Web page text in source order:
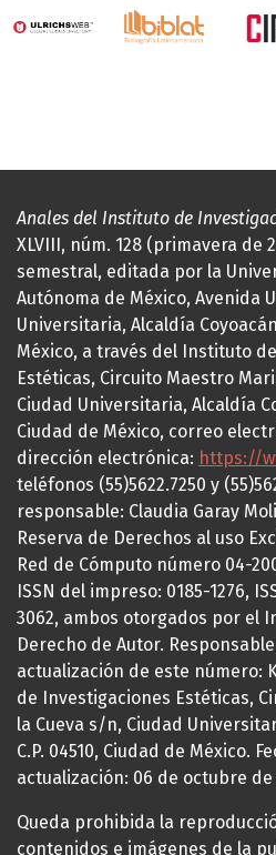
Anales del Instituto de
XLVIII, núm. 128 (primavera de
semestral, editada por la
Autónoma de México, Avenida
Universitaria, Alcaldía
México, a través del Instituto
Estéticas, Circuito Maestro
Ciudad Universitaria, Alcaldía
Ciudad de México, correo
dirección electrónica: https://
teléfonos (55)5622.7250 y
responsable: Claudia Garay
Reserva de Derechos al uso
Red de Cómputo número 04-
ISSN del impreso: 0185-1276,
3062, ambos otorgados por el
Derecho de Autor.
actualización de este número:
de Investigaciones Estéticas,
la Cueva s/n, Ciudad
C.P. 04510, Ciudad de México.
actualización: 06 de octubre de
Queda prohibida la
contenidos e imágenes de la